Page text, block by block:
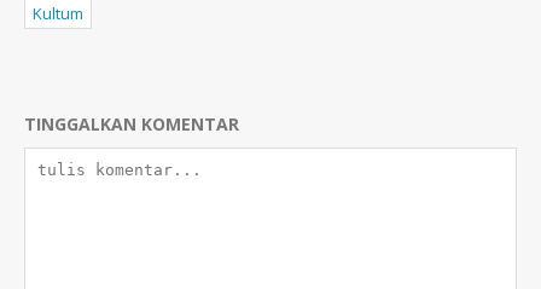
Kultum
TINGGALKAN KOMENTAR